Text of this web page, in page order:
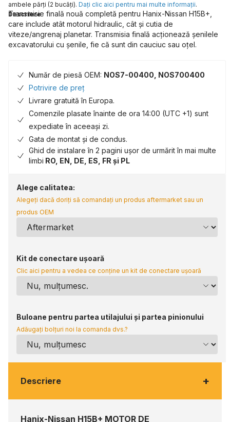
ambele părţi (2 bucăţi). Daţi clic aici pentru mai multe informaţii.
Descriere
Transmisie finală nouă completă pentru Hanix-Nissan H15B+,
care include atât motorul hidraulic, cât și cutia de
viteze/angrenaj planetar. Transmisia finală acționează șenilele
excavatorului cu șenile, fie că sunt din cauciuc sau oțel.
Număr de piesă OEM: NOS7-00400, NOS700400
Potrivire de preț
Livrare gratuită în Europa.
Comenzile plasate înainte de ora 14:00 (UTC +1) sunt
expediate în aceeași zi.
Gata de montat și de condus.
Ghid de instalare în 2 pagini ușor de urmărit în mai multe
limbi RO, EN, DE, ES, FR și PL
Alege calitatea:
Alegeți dacă doriți să comandați un produs aftermarket sau un
produs OEM
Kit de conectare ușoară
Clic aici pentru a vedea ce conține un kit de conectare ușoară
Buloane pentru partea utilajului și partea pinionului
Adăugați bolțuri noi la comanda dvs.?
Descriere +
Hanix-Nissan H15B+ MOTOR DE